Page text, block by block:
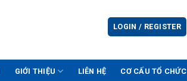
LOGIN / REGISTER
GIỚI THIỆU LIÊN HỆ CƠ CẤU TỔ CHỨC